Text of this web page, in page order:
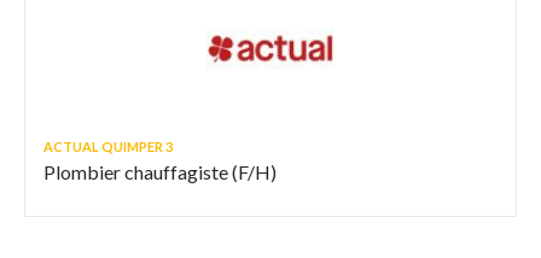
ACTUAL QUIMPER 3
Plombier chauffagiste (F/H)